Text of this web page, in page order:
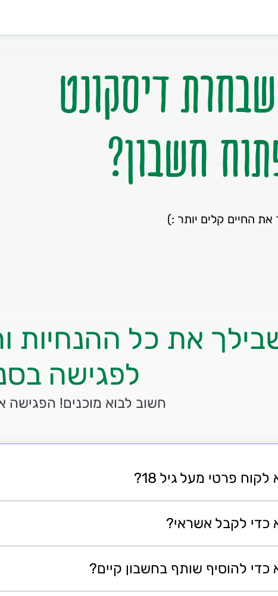
דיסקונט
חשבון?
את החיים קלים יותר :)
את כל
לפגישה
חשוב לבוא מוכנים! הפגישה
פרטי מעל גיל 18?
כדי לקבל אשראי?
כדי להוסיף שותף בחשבון קיים?